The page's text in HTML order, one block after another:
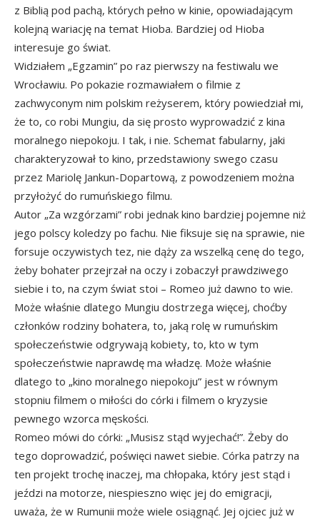
z Biblią pod pachą, których pełno w kinie, opowiadającym
kolejną wariację na temat Hioba. Bardziej od Hioba
interesuje go świat.
Widziałem „Egzamin” po raz pierwszy na festiwalu we
Wrocławiu. Po pokazie rozmawiałem o filmie z
zachwyconym nim polskim reżyserem, który powiedział mi,
że to, co robi Mungiu, da się prosto wyprowadzić z kina
moralnego niepokoju. I tak, i nie. Schemat fabularny, jaki
charakteryzował to kino, przedstawiony swego czasu
przez Mariolę Jankun-Dopartową, z powodzeniem można
przyłożyć do rumuńskiego filmu.
Autor „Za wzgórzami” robi jednak kino bardziej pojemne niż
jego polscy koledzy po fachu. Nie fiksuje się na sprawie, nie
forsuje oczywistych tez, nie dąży za wszelką cenę do tego,
żeby bohater przejrzał na oczy i zobaczył prawdziwego
siebie i to, na czym świat stoi – Romeo już dawno to wie.
Może właśnie dlatego Mungiu dostrzega więcej, choćby
członków rodziny bohatera, to, jaką rolę w rumuńskim
społeczeństwie odgrywają kobiety, to, kto w tym
społeczeństwie naprawdę ma władzę. Może właśnie
dlatego to „kino moralnego niepokoju” jest w równym
stopniu filmem o miłości do córki i filmem o kryzysie
pewnego wzorca męskości.
Romeo mówi do córki: „Musisz stąd wyjechać!”. Żeby do
tego doprowadzić, poświęci nawet siebie. Córka patrzy na
ten projekt trochę inaczej, ma chłopaka, który jest stąd i
jeździ na motorze, niespieszno więc jej do emigracji,
uważa, że w Rumunii może wiele osiągnąć. Jej ojciec już w